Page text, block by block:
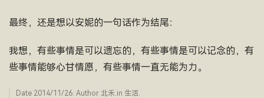
最终，还是想以安妮的一句话作为结尾：
我想，有些事情是可以遗忘的，有些事情是可以记念的，有
些事情能够心甘情愿，有些事情一直无能为力。
Date 2014/11/26. Author 北禾.in 生活.